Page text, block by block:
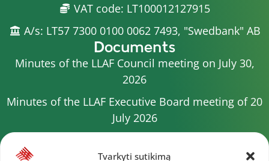
Tvarkyti sutikimą
VAT code: LT100012127915
A/s: LT57 7300 0100 0062 7493, "Swedbank" AB
Documents
Minutes of the LLAF Council meeting on July 30,
2026
Minutes of the LLAF Executive Board meeting of 20
July 2026
2026